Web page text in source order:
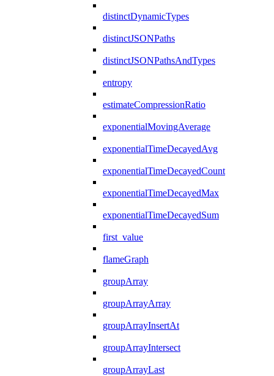
distinctDynamicTypes
distinctJSONPaths
distinctJSONPathsAndTypes
entropy
estimateCompressionRatio
exponentialMovingAverage
exponentialTimeDecayedAvg
exponentialTimeDecayedCount
exponentialTimeDecayedMax
exponentialTimeDecayedSum
first_value
flameGraph
groupArray
groupArrayArray
groupArrayInsertAt
groupArrayIntersect
groupArrayLast